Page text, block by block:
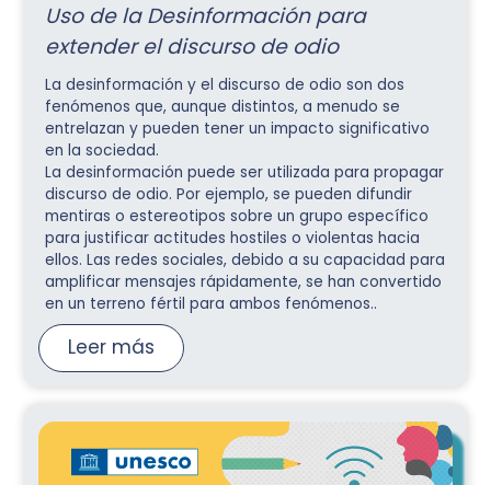
Uso de la Desinformación para
extender el discurso de odio
La desinformación y el discurso de odio son dos
fenómenos que, aunque distintos, a menudo se
entrelazan y pueden tener un impacto significativo
en la sociedad.
La desinformación puede ser utilizada para propagar
discurso de odio. Por ejemplo, se pueden difundir
mentiras o estereotipos sobre un grupo específico
para justificar actitudes hostiles o violentas hacia
ellos. Las redes sociales, debido a su capacidad para
amplificar mensajes rápidamente, se han convertido
en un terreno fértil para ambos fenómenos..
Leer más